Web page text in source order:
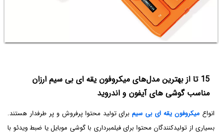
15 تا از بهترین مدل‌های میکروفون یقه ای بی سیم ارزان
مناسب گوشی های آیفون و اندروید
انواع میکروفون یقه ای بی سیمبرای تولید محتوا پرفروش و پر طرفدار هستند.
بسیاری از تولیدکنندگان محتوا برای فیلمبرداری با گوشی موبایل یا ضبط ویدئو با